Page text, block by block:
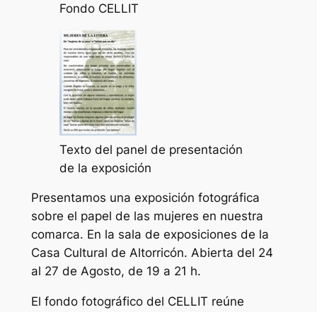
Fondo CELLIT
Texto del panel de presentación
de la exposición
Presentamos una exposición fotográfica
sobre el papel de las mujeres en nuestra
comarca. En la sala de exposiciones de la
Casa Cultural de Altorricón. Abierta del 24
al 27 de Agosto, de 19 a 21 h.
El fondo fotográfico del CELLIT reúne